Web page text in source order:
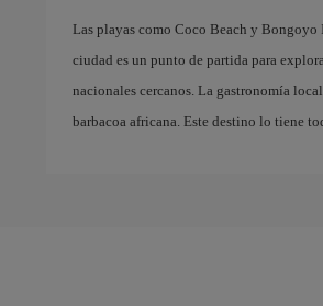
Las playas como Coco Beach y Bongoyo
ciudad es un punto de partida para
nacionales cercanos. La gastronomía
barbacoa africana. Este destino lo tiene